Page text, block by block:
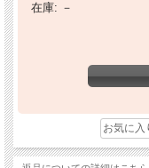
在庫: －